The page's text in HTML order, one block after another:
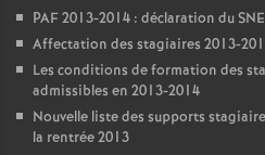
PAF2013-2014 : déclaration du
Affectation des stagiaires 2013-
Les conditions de formation des
admissibles en 2013-2014
Nouvelle liste des supports
la rentrée 2013